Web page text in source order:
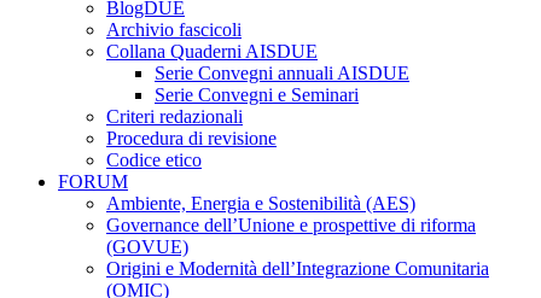
BlogDUE
Archivio fascicoli
Collana Quaderni AISDUE
Serie Convegni annuali AISDUE
Serie Convegni e Seminari
Criteri redazionali
Procedura di revisione
Codice etico
FORUM
Ambiente, Energia e Sostenibilità (AES)
Governance dell’Unione e prospettive di riforma
(GOVUE)
Origini e Modernità dell’Integrazione Comunitaria
(OMIC)